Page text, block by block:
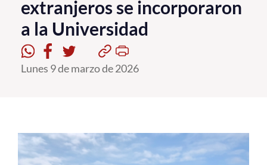
PUCV Internacional
Vinculación con el Medio
Admisión
Formación Continua
extranjeros se incorporaron
a la Universidad
Lunes 9 de marzo de 2026